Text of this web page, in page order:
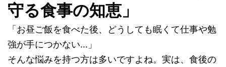
守る食事の知恵」
「お昼ご飯を食べた後、どうしても眠くて仕事や勉
強が手につかない…」
そんな悩みを持つ方は多いですよね。実は、食後の